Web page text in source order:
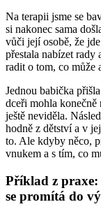
Na terapii jsme se
si nakonec sama
vůči její osobě, že
přestala nabízet rady
radit o tom, co může
Jednou babička
dceři mohla konečně
ještě neviděla.
hodně z dětství a v
to. Ale kdyby něco,
vnukem a s tím, co
Příklad z praxe:
se promítá do